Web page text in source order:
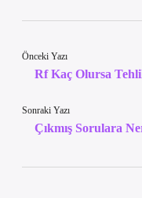
Önceki Yazı
Rf Kaç Olursa
Sonraki Yazı
Çıkmış Sorulara